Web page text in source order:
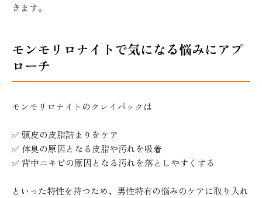
きます。
モンモリロナイトで気になる悩みにアプ
ローチ
モンモリロナイトのクレイパックは
✅ 頭皮の皮脂詰まりをケア
✅ 体臭の原因となる皮脂や汚れを吸着
✅ 背中ニキビの原因となる汚れを落としやすくする
といった特性を持つため、男性特有の悩みのケアに取り入れ